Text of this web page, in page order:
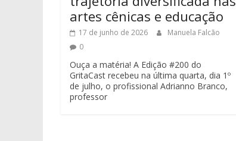
artes cênicas e educação
17 de junho de 2026
Manuela Falcão
0
Ouça a matéria! A Edição #200 do
GritaCast recebeu na última quarta, dia 1º
de julho, o profissional Adrianno Branco,
professor